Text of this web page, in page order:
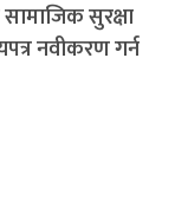
सुरक्षा
नवीकरण गर्न